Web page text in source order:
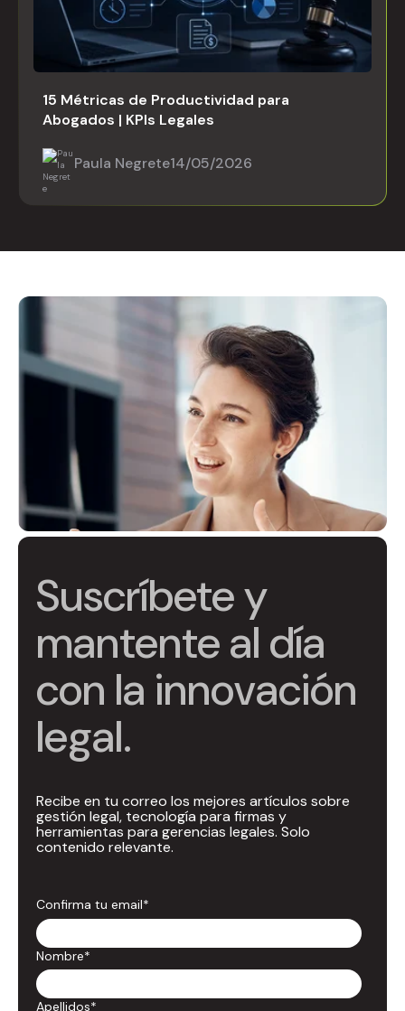
15 Métricas de Productividad para
Abogados | KPIs Legales
Paula Negrete14/05/2026
Suscríbete y
mantente al día
con la innovación
legal.
Recibe en tu correo los mejores artículos sobre
gestión legal, tecnología para firmas y
herramientas para gerencias legales. Solo
contenido relevante.
Confirma tu email*
Nombre*
Apellidos*